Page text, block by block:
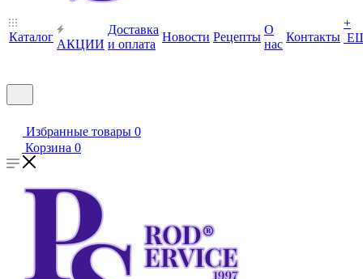
Каталог
АКЦИИ
Доставка
и оплата
Новости Рецепты
О
нас
Контакты
+
Избранные товары 0
Корзина 0